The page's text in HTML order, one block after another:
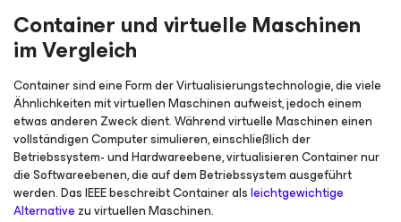
Container und virtuelle Maschinen
im Vergleich
Container sind eine Form der Virtualisierungstechnologie, die viele
Ähnlichkeiten mit virtuellen Maschinen aufweist, jedoch einem
etwas anderen Zweck dient. Während virtuelle Maschinen einen
vollständigen Computer simulieren, einschließlich der
Betriebssystem- und Hardwareebene, virtualisieren Container nur
die Softwareebenen, die auf dem Betriebssystem ausgeführt
werden. Das IEEE beschreibt Container alsleichtgewichtige
Alternative zu virtuellen Maschinen.